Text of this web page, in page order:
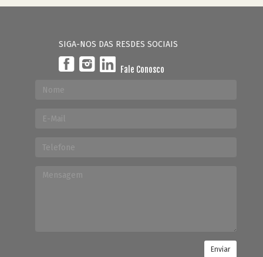
SIGA-NOS DAS RESDES SOCIAIS
Fale Conosco
Enviar